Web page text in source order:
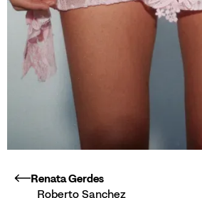
Renata Gerdes
Roberto Sanchez